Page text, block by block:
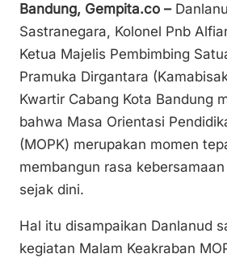
p
y
Li
n
k
ai
l
c
e
b
o
o
k
at
s
A
p
p
e
Bandung, Gempita.co –
Sastranegara, Kolonel Pnb
Ketua Majelis Pembimbing
Pramuka Dirgantara
Kwartir Cabang Kota Bandung
bahwa Masa Orientasi
(MOPK) merupakan momen
membangun rasa
sejak dini.
Hal itu disampaikan Danlanud
kegiatan Malam Keakraban